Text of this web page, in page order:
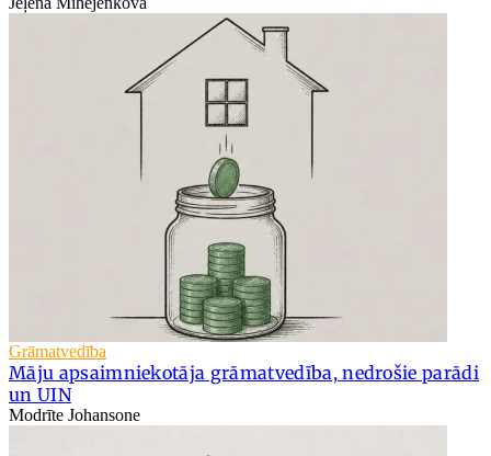
Grāmatvedība
Māju apsaimniekotāja grāmatvedība, nedrošie parādi
un UIN
Modrīte Johansone